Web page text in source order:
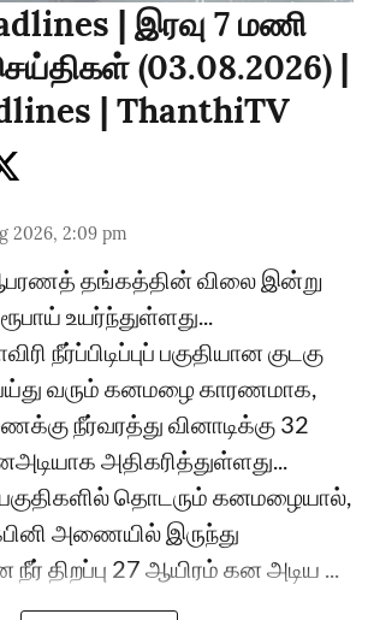
| இரவு 7 மணி
(03.08.2026) |
| ThanthiTV
2026, 2:09 pm
தங்கத்தின் விலை இன்று
உயர்ந்துள்ளது...
நீர்ப்பிடிப்புப் பகுதியான குடகு
வரும் கனமழை காரணமாக,
நீர்வரத்து வினாடிக்கு 32
அதிகரித்துள்ளது...
பகுதிகளில் தொடரும் கனமழையால்,
அணையில் இருந்து
திறப்பு 27 ஆயிரம் கன அடிய ...